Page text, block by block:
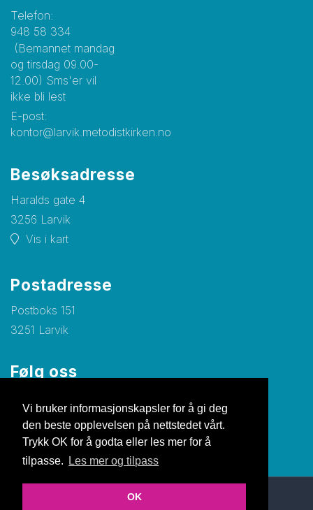
Vi bruker informasjonskapsler for å gi deg
den beste opplevelsen på nettstedet vårt.
Trykk OK for å godta eller les mer for å
tilpasse.
Les mer og tilpass
OK
Telefon:
948 58 334
(Bemannet mandag
og tirsdag 09.00-
12.00) Sms'er vil
ikke bli lest
E-post:
kontor@larvik.metodistkirken.no
Besøksadresse
Haralds gate 4
3256 Larvik
Vis i kart
Postadresse
Postboks 151
3251 Larvik
Følg oss